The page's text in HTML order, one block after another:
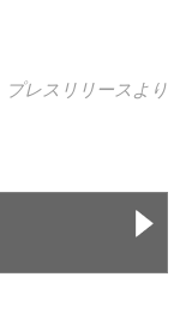
プレスリリース より